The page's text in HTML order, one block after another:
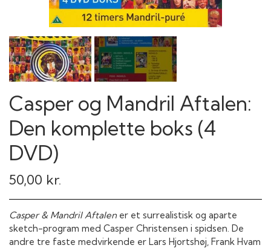
Casper og Mandril Aftalen:
Den komplette boks (4
DVD)
50,00 kr.
Casper & Mandril Aftalener et surrealistisk og aparte
sketch-program med Casper Christensen i spidsen. De
andre tre faste medvirkende er Lars Hjortshøj, Frank Hvam